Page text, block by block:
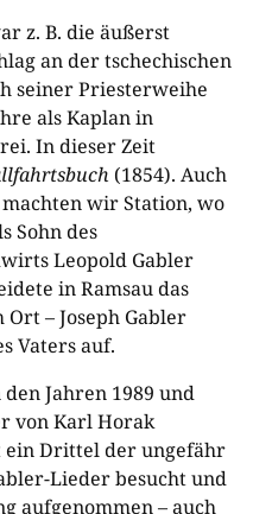
z. B. die äußerst
an der tschechischen
seiner Priesterweihe
als Kaplan in
In dieser Zeit
(1854). Auch
wir Station, wo
Sohn des
Leopold Gabler
in Ramsau das
– Joseph Gabler
Vaters auf.
Jahren 1989 und
von Karl Horak
ein Drittel der ungefähr
Lieder besucht und
aufgenommen – auch